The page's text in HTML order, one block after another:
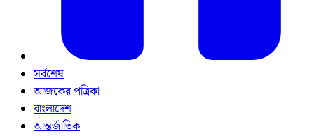
সর্বশেষ
আজকের পত্রিকা
বাংলাদেশ
আন্তর্জাতিক